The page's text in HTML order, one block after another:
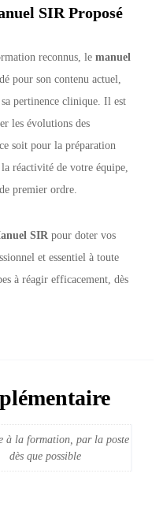
SIR Proposé
reconnus, lemanuel
pour son contenu actuel,
pertinence clinique. Il est
les évolutions des
soit pour la préparation
réactivité de votre équipe,
premier ordre.
SIR pour doter vos
et essentiel à toute
à réagir efficacement, dès
à la formation, par la poste
dès que possible